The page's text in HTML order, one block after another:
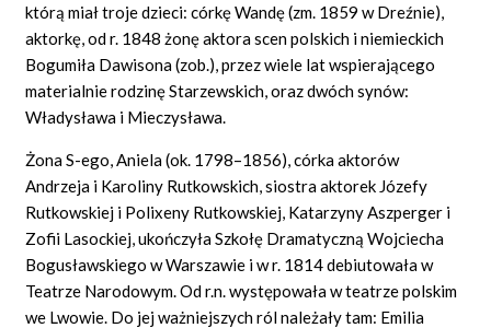
którą miał troje dzieci: córkę Wandę (zm. 1859 w Dreźnie),
aktorkę, od r. 1848 żonę aktora scen polskich i niemieckich
Bogumiła Dawisona (zob.), przez wiele lat wspierającego
materialnie rodzinę Starzewskich, oraz dwóch synów:
Władysława i Mieczysława.
Żona S-ego, Aniela (ok. 1798–1856), córka aktorów
Andrzeja i Karoliny Rutkowskich, siostra aktorek Józefy
Rutkowskiej i Polixeny Rutkowskiej, Katarzyny Aszperger i
Zofii Lasockiej, ukończyła Szkołę Dramatyczną Wojciecha
Bogusławskiego w Warszawie i w r. 1814 debiutowała w
Teatrze Narodowym. Od r.n. występowała w teatrze polskim
we Lwowie. Do jej ważniejszych ról należały tam: Emilia